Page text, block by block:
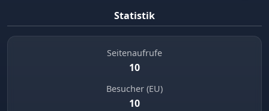
Statistik
Seitenaufrufe
10
Besucher (EU)
10